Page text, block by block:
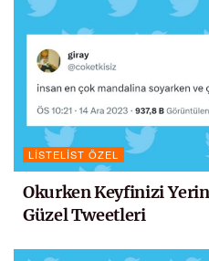
LISTELIST ÖZEL
Okurken Keyfinizi
Güzel Tweetleri